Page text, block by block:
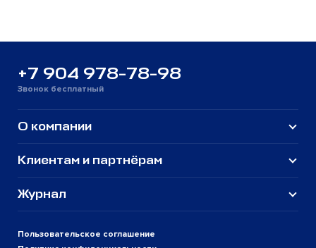
+7 904 978-78-98
Звонок бесплатный
Пользовательское соглашение
О компании
Клиентам и партнёрам
Журнал